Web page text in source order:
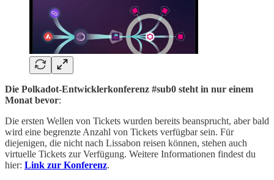
Die Polkadot-Entwicklerkonferenz #sub0 steht in nur einem
Monat bevor:
Die ersten Wellen von Tickets wurden bereits beansprucht, aber bald
wird eine begrenzte Anzahl von Tickets verfügbar sein. Für
diejenigen, die nicht nach Lissabon reisen können, stehen auch
virtuelle Tickets zur Verfügung. Weitere Informationen findest du
hier: Link zur Konferenz.